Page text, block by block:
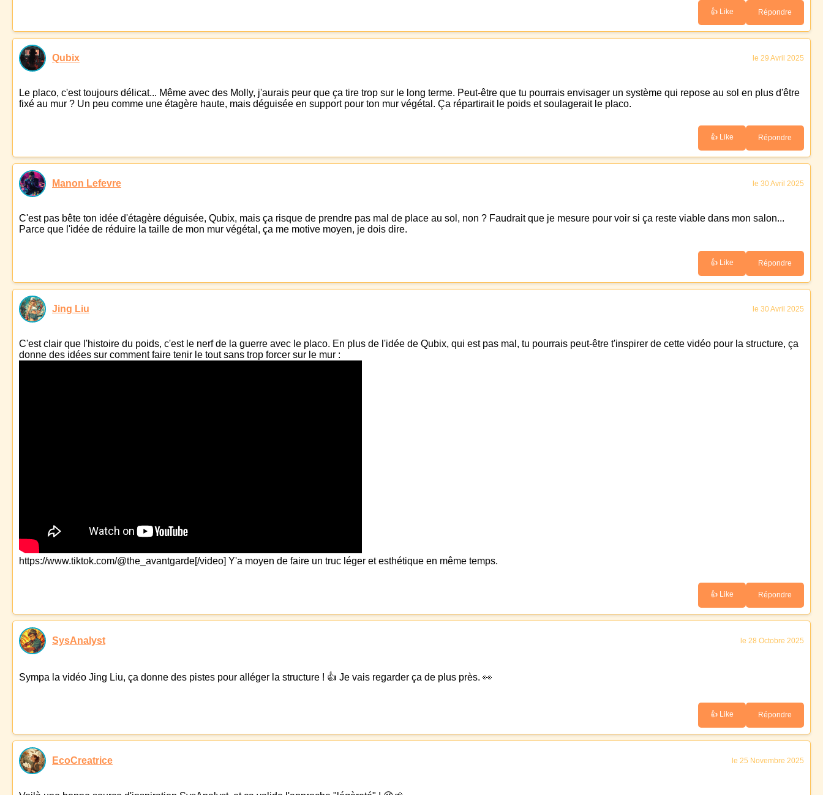
👍 Like Répondre
Qubix le 29 Avril 2025
Le placo, c'est toujours délicat... Même avec des Molly, j'aurais peur que ça tire trop sur le long terme. Peut-être que tu pourrais envisager un système qui repose au sol en plus d'être
fixé au mur ? Un peu comme une étagère haute, mais déguisée en support pour ton mur végétal. Ça répartirait le poids et soulagerait le placo.
👍 Like Répondre
Manon Lefevre le 30 Avril 2025
C'est pas bête ton idée d'étagère déguisée, Qubix, mais ça risque de prendre pas mal de place au sol, non ? Faudrait que je mesure pour voir si ça reste viable dans mon salon...
Parce que l'idée de réduire la taille de mon mur végétal, ça me motive moyen, je dois dire.
👍 Like Répondre
Jing Liu le 30 Avril 2025
C'est clair que l'histoire du poids, c'est le nerf de la guerre avec le placo. En plus de l'idée de Qubix, qui est pas mal, tu pourrais peut-être t'inspirer de cette vidéo pour la structure, ça
donne des idées sur comment faire tenir le tout sans trop forcer sur le mur :
https://www.tiktok.com/@the_avantgarde[/video] Y'a moyen de faire un truc léger et esthétique en même temps.
👍 Like Répondre
SysAnalyst le 28 Octobre 2025
Sympa la vidéo Jing Liu, ça donne des pistes pour alléger la structure ! 👍 Je vais regarder ça de plus près. 👀
👍 Like Répondre
EcoCreatrice le 25 Novembre 2025